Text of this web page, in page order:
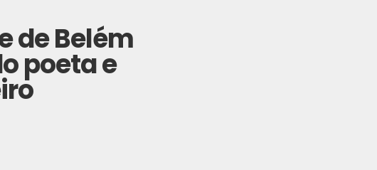
de Belém
poeta e